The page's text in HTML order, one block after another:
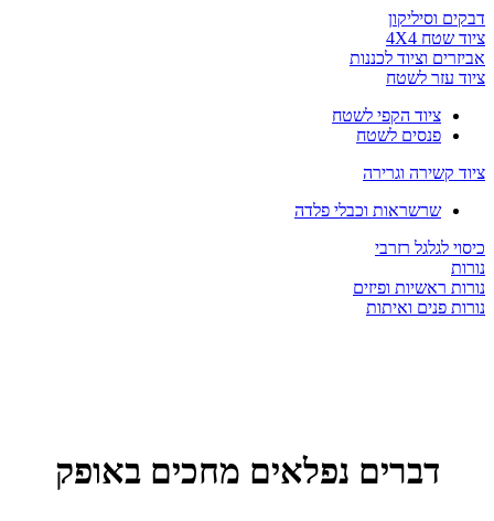
דבקים וסיליקון
ציוד שטח 4X4
אביזרים וציוד לכננות
ציוד עזר לשטח
ציוד הקפי לשטח
פנסים לשטח
ציוד קשירה וגרירה
שרשראות וכבלי פלדה
כיסוי לגלגל רזרבי
נורות
נורות ראשיות ופיזים
נורות פנים ואיתות
דברים נפלאים מחכים באופק